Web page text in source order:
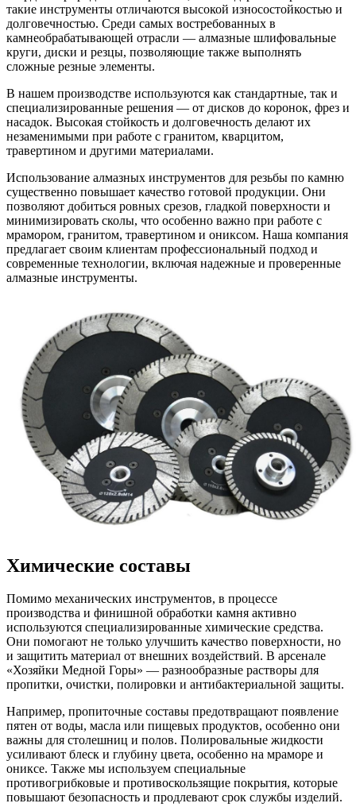
такие инструменты отличаются высокой износостойкостью и
долговечностью. Среди самых востребованных в
камнеобрабатывающей отрасли — алмазные шлифовальные
круги, диски и резцы, позволяющие также выполнять
сложные резные элементы.
В нашем производстве используются как стандартные, так и
специализированные решения — от дисков до коронок, фрез и
насадок. Высокая стойкость и долговечность делают их
незаменимыми при работе с гранитом, кварцитом,
травертином и другими материалами.
Использование алмазных инструментов для резьбы по камню
существенно повышает качество готовой продукции. Они
позволяют добиться ровных срезов, гладкой поверхности и
минимизировать сколы, что особенно важно при работе с
мрамором, гранитом, травертином и ониксом. Наша компания
предлагает своим клиентам профессиональный подход и
современные технологии, включая надежные и проверенные
алмазные инструменты.
Химические составы
Помимо механических инструментов, в процессе
производства и финишной обработки камня активно
используются специализированные химические средства.
Они помогают не только улучшить качество поверхности, но
и защитить материал от внешних воздействий. В арсенале
«Хозяйки Медной Горы» — разнообразные растворы для
пропитки, очистки, полировки и антибактериальной защиты.
Например, пропиточные составы предотвращают появление
пятен от воды, масла или пищевых продуктов, особенно они
важны для столешниц и полов. Полировальные жидкости
усиливают блеск и глубину цвета, особенно на мраморе и
ониксе. Также мы используем специальные
противогрибковые и противоскользящие покрытия, которые
повышают безопасность и продлевают срок службы изделий.